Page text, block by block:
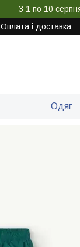
З 1 по 10
Оплата і доставка
Одяг